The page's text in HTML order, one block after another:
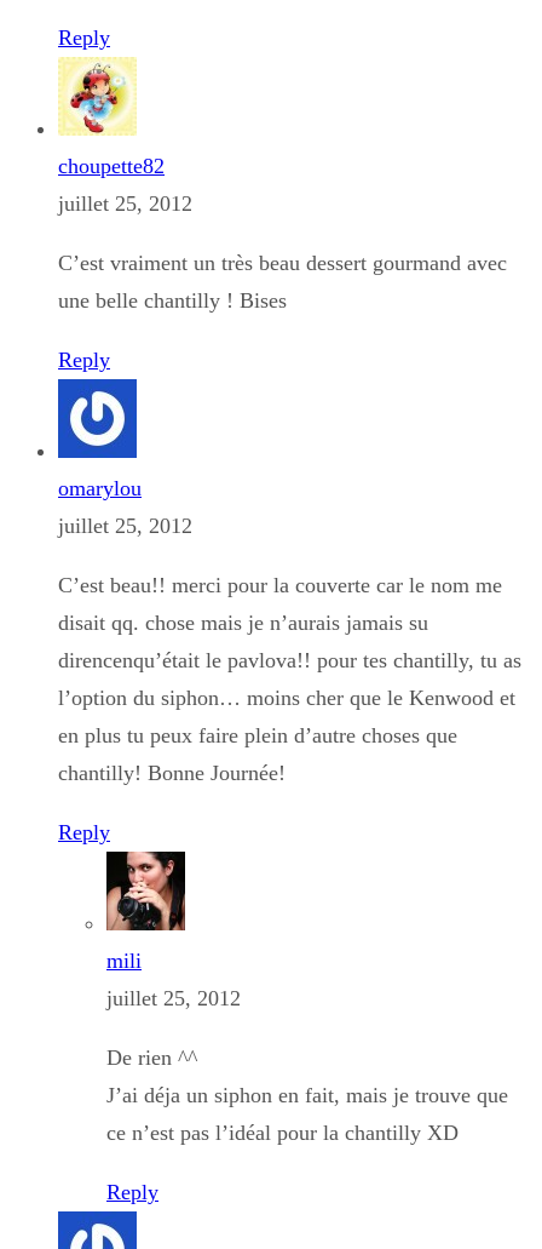
Reply
choupette82
juillet 25, 2012
C’est vraiment un très beau dessert gourmand avec
une belle chantilly ! Bises
Reply
omarylou
juillet 25, 2012
C’est beau!! merci pour la couverte car le nom me
disait qq. chose mais je n’aurais jamais su
direncenqu’était le pavlova!! pour tes chantilly, tu as
l’option du siphon… moins cher que le Kenwood et
en plus tu peux faire plein d’autre choses que
chantilly! Bonne Journée!
Reply
mili
juillet 25, 2012
De rien ^^
J’ai déja un siphon en fait, mais je trouve que
ce n’est pas l’idéal pour la chantilly XD
Reply